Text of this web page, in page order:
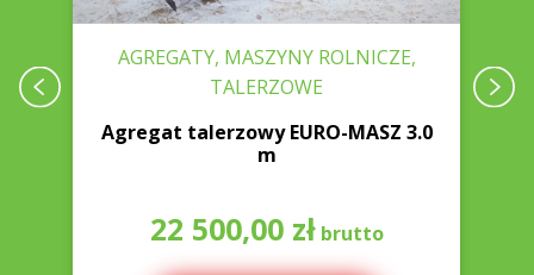
AGREGATY, MASZYNY ROLNICZE,
TALERZOWE
Agregat talerzowy EURO-MASZ 3.0
m
22 500,00 zł